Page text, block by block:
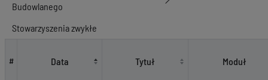
Budowlanego
Stowarzyszenia zwykłe
# Data Tytuł Moduł